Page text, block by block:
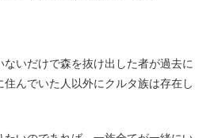
いだけで森を抜け出した者が過去に
んでいた人以外にクルタ族は存在し